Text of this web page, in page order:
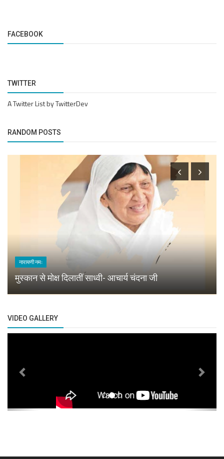
FACEBOOK
TWITTER
A Twitter List by TwitterDev
RANDOM POSTS
नारायणी नमः
मुस्कान से मोक्ष दिलातीं साध्वी- आचार्य चंदना जी
VIDEO GALLERY
Previous Next